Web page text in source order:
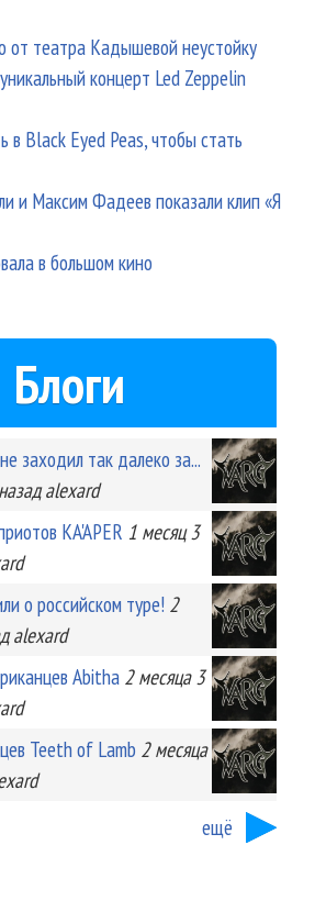
от театра Кадышевой неустойку
концерт Led Zeppelin
в Black Eyed Peas, чтобы стать
и Максим Фадеев показали клип «Я
в большом кино
Блоги
так далеко за...
alexard
KA'APER 1 месяц 3
о российском туре! 2
alexard
Abitha 2 месяца 3
Teeth of Lamb 2 месяца
ещё